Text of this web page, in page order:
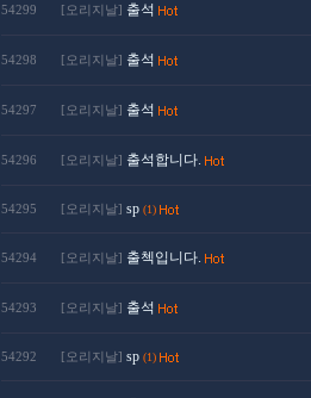
54299 [오리지날] 출석
54298 [오리지날] 출석
54297 [오리지날] 출석
54296 [오리지날] 출석합니다.
54295 [오리지날] sp (1)
54294 [오리지날] 출첵입니다.
54293 [오리지날] 출석
54292 [오리지날] sp (1)